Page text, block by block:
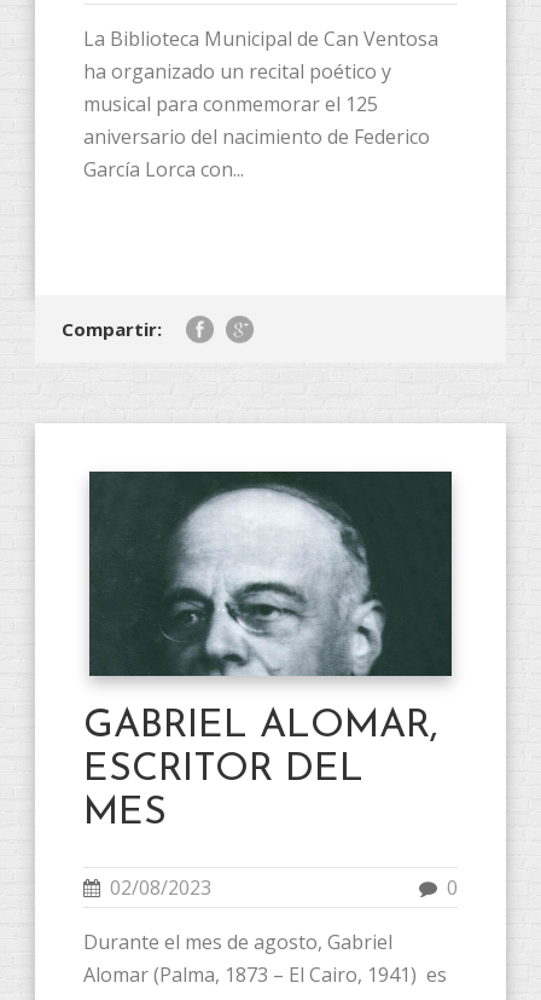
La Biblioteca Municipal de Can Ventosa
ha organizado un recital poético y
musical para conmemorar el 125
aniversario del nacimiento de Federico
García Lorca con...
Compartir:
GABRIEL ALOMAR,
ESCRITOR DEL
MES
02/08/2023 0
Durante el mes de agosto, Gabriel
Alomar (Palma, 1873 – El Cairo, 1941) es